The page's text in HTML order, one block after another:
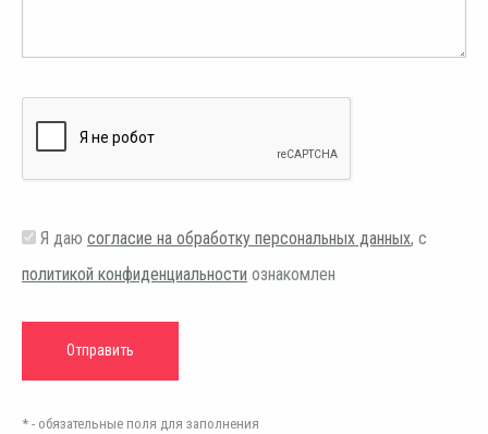
Я даю согласие на обработку персональных данных, с
политикой конфиденциальности ознакомлен
* - обязательные поля для заполнения